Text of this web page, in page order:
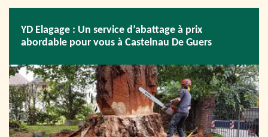
YD Elagage : Un service d’abattage à prix
abordable pour vous à Castelnau De Guers